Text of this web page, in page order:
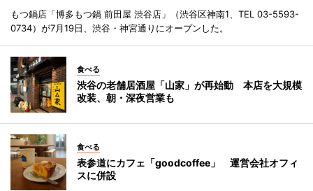
もつ鍋店「博多もつ鍋 前田屋 渋谷店」（渋谷区神南1、TEL 03-5593-
0734）が7月19日、渋谷・神宮通りにオープンした。
食べる
渋谷の老舗居酒屋「山家」が再始動 本店を大規模
改装、朝・深夜営業も
食べる
表参道にカフェ「goodcoffee」 運営会社オフィ
スに併設